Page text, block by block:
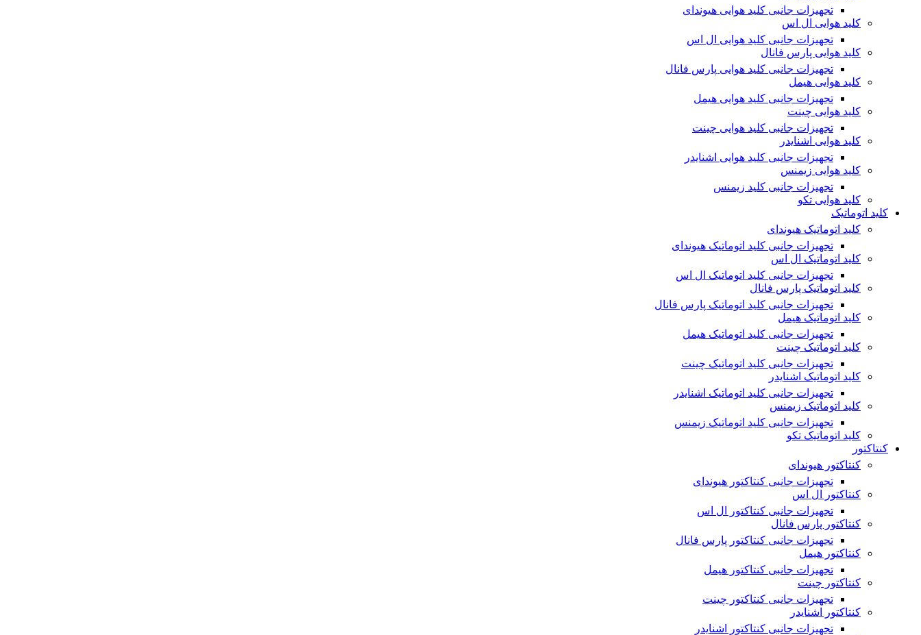
تجهیزات جانبی کلید هوایی هیوندای
کلید هوایی ال اس
تجهیزات جانبی کلید هوایی ال اس
کلید هوایی پارس فانال
تجهیزات جانبی کلید هوایی پارس فانال
کلید هوایی هیمل
تجهیزات جانبی کلید هوایی هیمل
کلید هوایی چینت
تجهیزات جانبی کلید هوایی چینت
کلید هوایی اشنایدر
تجهیزات جانبی کلید هوایی اشنایدر
کلید هوایی زیمنس
تجهیزات جانبی کلید زیمنس
کلید هوایی تکو
کلید اتوماتیک
کلید اتوماتیک هیوندای
تجهیزات جانبی کلید اتوماتیک هیوندای
کلید اتوماتیک ال اس
تجهیزات جانبی کلید اتوماتیک ال اس
کلید اتوماتیک پارس فانال
تجهیزات جانبی کلید اتوماتیک پارس فانال
کلید اتوماتیک هیمل
تجهیزات جانبی کلید اتوماتیک هیمل
کلید اتوماتیک چینت
تجهیزات جانبی کلید اتوماتیک چینت
کلید اتوماتیک اشنایدر
تجهیزات جانبی کلید اتوماتیک اشنایدر
کلید اتوماتیک زیمنس
تجهیزات جانبی کلید اتوماتیک زیمنس
کلید اتوماتیک تکو
کنتاکتور
کنتاکتور هیوندای
تجهیزات جانبی کنتاکتور هیوندای
کنتاکتور ال اس
تجهیزات جانبی کنتاکتور ال اس
کنتاکتور پارس فانال
تجهیزات جانبی کنتاکتور پارس فانال
کنتاکتور هیمل
تجهیزات جانبی کنتاکتور هیمل
کنتاکتور چینت
تجهیزات جانبی کنتاکتور چینت
کنتاکتور اشنایدر
تجهیزات جانبی کنتاکتور اشنایدر